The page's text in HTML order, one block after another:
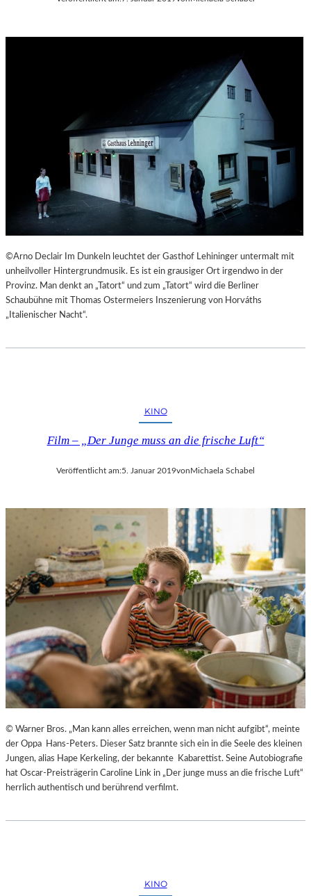
©Arno Declair Im Dunkeln leuchtet der Gasthof Lehininger untermalt mit
unheilvoller Hintergrundmusik. Es ist ein grausiger Ort irgendwo in der
Provinz. Man denkt an „Tatort“ und zum „Tatort“ wird die Berliner
Schaubühne mit Thomas Ostermeiers Inszenierung von Horváths
„Italienischer Nacht“.
KINO
Film – „Der Junge muss an die frische Luft“
Veröffentlicht am:5. Januar 2019vonMichaela Schabel
© Warner Bros. „Man kann alles erreichen, wenn man nicht aufgibt“, meinte
der Oppa Hans-Peters. Dieser Satz brannte sich ein in die Seele des kleinen
Jungen, alias Hape Kerkeling, der bekannte Kabarettist. Seine Autobiografie
hat Oscar-Preisträgerin Caroline Link in „Der junge muss an die frische Luft“
herrlich authentisch und berührend verfilmt.
KINO